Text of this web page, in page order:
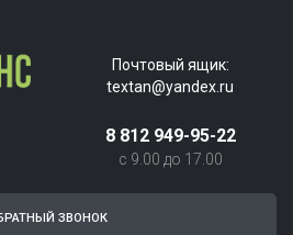
Почтовый ящик:
textan@yandex.ru
8 812 949-95-22
с 9.00 до 17.00
ЗВОНОК